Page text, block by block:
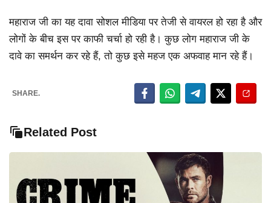
महाराज जी का यह दावा सोशल मीडिया पर तेजी से वायरल हो रहा है और
लोगों के बीच इस पर काफी चर्चा हो रही है। कुछ लोग महाराज जी के
दावे का समर्थन कर रहे हैं, तो कुछ इसे महज एक अफवाह मान रहे हैं।
SHARE.
Related Post